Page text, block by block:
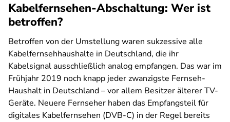
Kabelfernsehen-Abschaltung: Wer ist
betroffen?
Betroffen von der Umstellung waren sukzessive alle
Kabelfernsehhaushalte in Deutschland, die ihr
Kabelsignal ausschließlich analog empfangen. Das war im
Frühjahr 2019 noch knapp jeder zwanzigste Fernseh-
Haushalt in Deutschland – vor allem Besitzer älterer TV-
Geräte. Neuere Fernseher haben das Empfangsteil für
digitales Kabelfernsehen (DVB-C) in der Regel bereits